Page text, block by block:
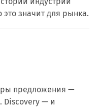
значит для рынка.
предложения —
Discovery — и